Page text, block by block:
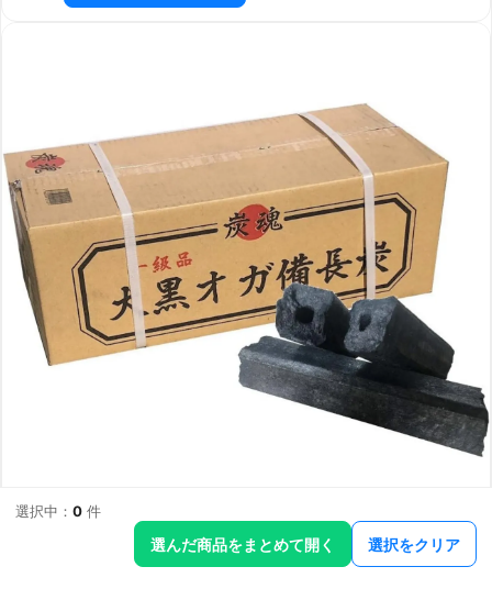
選択中： 0 件
選んだ商品をまとめて開く 選択をクリア